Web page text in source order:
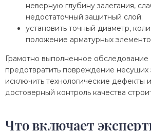
неверную глубину залегания,
недостаточный защитный слой;
установить точный диаметр,
положение арматурных
Грамотно выполненное обследование
предотвратить повреждение несущих
исключить технологические дефекты
достоверный контроль качества
Что включает